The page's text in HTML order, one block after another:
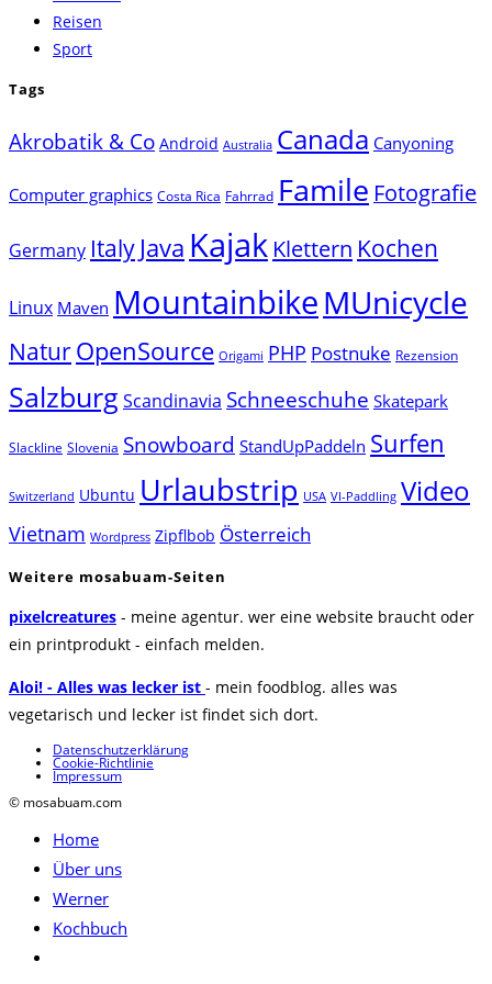
Reisen
Sport
Tags
Akrobatik & Co Android Australia Canada Canyoning
Computer graphics Costa Rica Fahrrad Famile Fotografie
Germany Italy Java Kajak Klettern Kochen
Linux Maven MountainbikeMUnicycle
NaturOpenSource Origami PHP Postnuke Rezension
SalzburgScandinavia Schneeschuhe Skatepark
Slackline Slovenia Snowboard StandUpPaddeln Surfen
Switzerland Ubuntu Urlaubstrip USA VI-Paddling Video
Vietnam Wordpress Zipflbob Österreich
Weitere mosabuam-Seiten
pixelcreatures - meine agentur. wer eine website braucht oder
ein printprodukt - einfach melden.
Aloi! - Alles was lecker ist - mein foodblog. alles was
vegetarisch und lecker ist findet sich dort.
Datenschutzerklärung
Cookie-Richtlinie
Impressum
© mosabuam.com
Home
Über uns
Werner
Kochbuch